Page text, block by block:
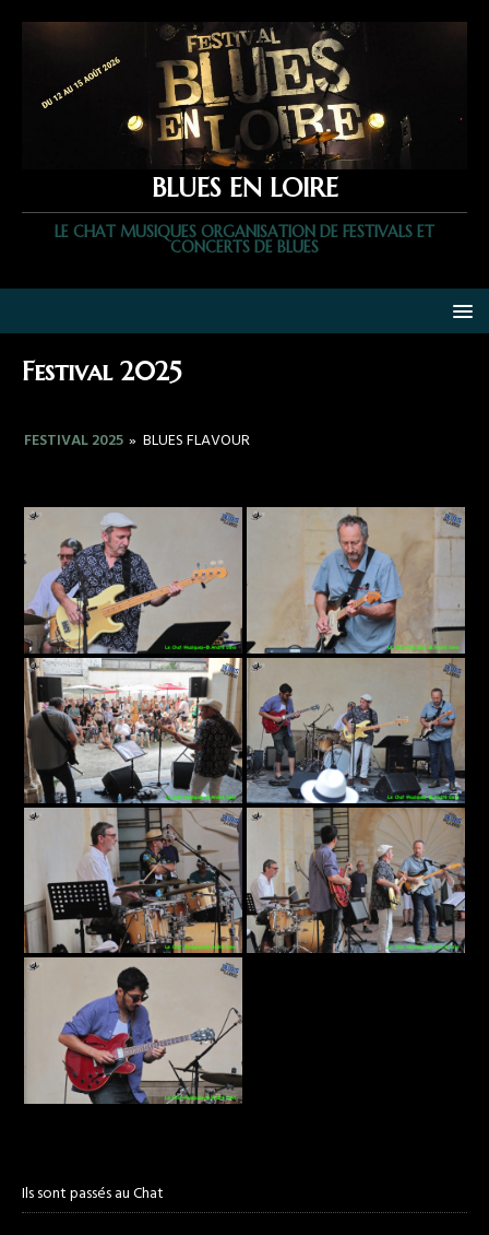
BLUES EN LOIRE
LE CHAT MUSIQUES ORGANISATION DE FESTIVALS ET
CONCERTS DE BLUES
Festival 2025
FESTIVAL 2025 » BLUES FLAVOUR
Ils sont passés au Chat